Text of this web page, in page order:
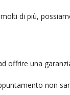
di più,
offrire una
non